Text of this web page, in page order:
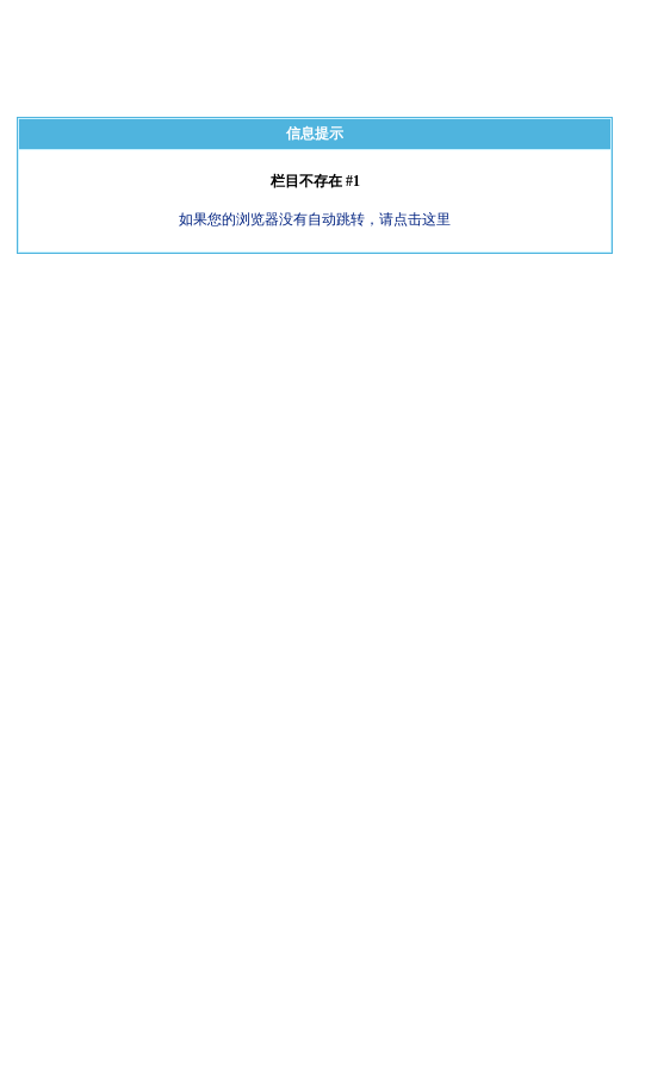
信息提示
栏目不存在 #1
如果您的浏览器没有自动跳转，请点击这里